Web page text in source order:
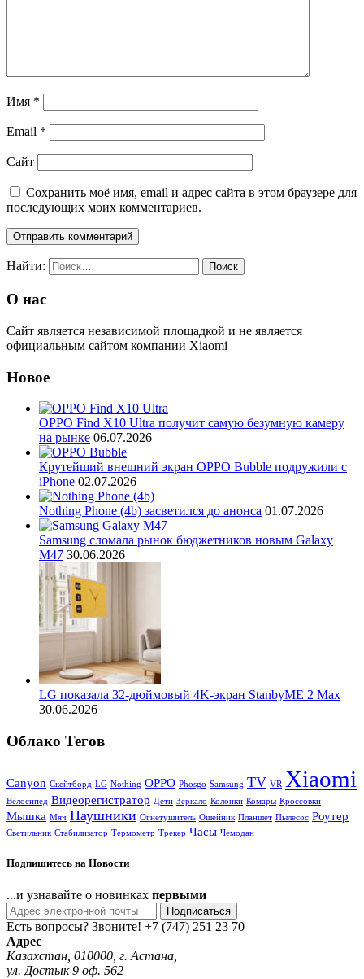
Имя *
Email *
Сайт
Сохранить моё имя, email и адрес сайта в этом браузере для
последующих моих комментариев.
Найти:
О нас
Сайт является независимой площадкой и не является
официальным сайтом компании Xiaomi
Новое
OPPO Find X10 Ultra получит самую безумную камеру
на рынке 06.07.2026
Крутейший внешний экран OPPO Bubble подружили с
iPhone 02.07.2026
Nothing Phone (4b) засветился до анонса 01.07.2026
Samsung сломала рынок бюджетников новым Galaxy
M47 30.06.2026
LG показала 32-дюймовый 4K-экран StanbyME 2 Max
30.06.2026
Облако Тегов
Canyon Cкейтборд LG Nothing OPPO Phosgo Samsung TV VR Xiaomi
Велосипед Видеорегистратор Дети Зеркало Колонки Комары Кроссовки
Мышка Мяч Наушники Огнетушитель Ошейник Планшет Пылесос Роутер
Светильник Стабилизатор Термометр Трекер Часы Чемодан
Подпишитесь на Новости
...и узнавайте о новинках первыми
Подписаться
Есть вопросы? Звоните! +7 (747) 251 23 70
Адрес
Казахстан, 010000, г. Астана,
ул. Достык 9 оф. 562